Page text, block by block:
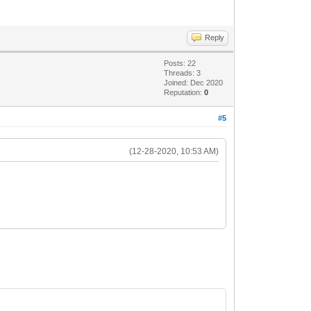
Reply
Posts: 22
Threads: 3
Joined: Dec 2020
Reputation:0
#5
(12-28-2020, 10:53 AM)